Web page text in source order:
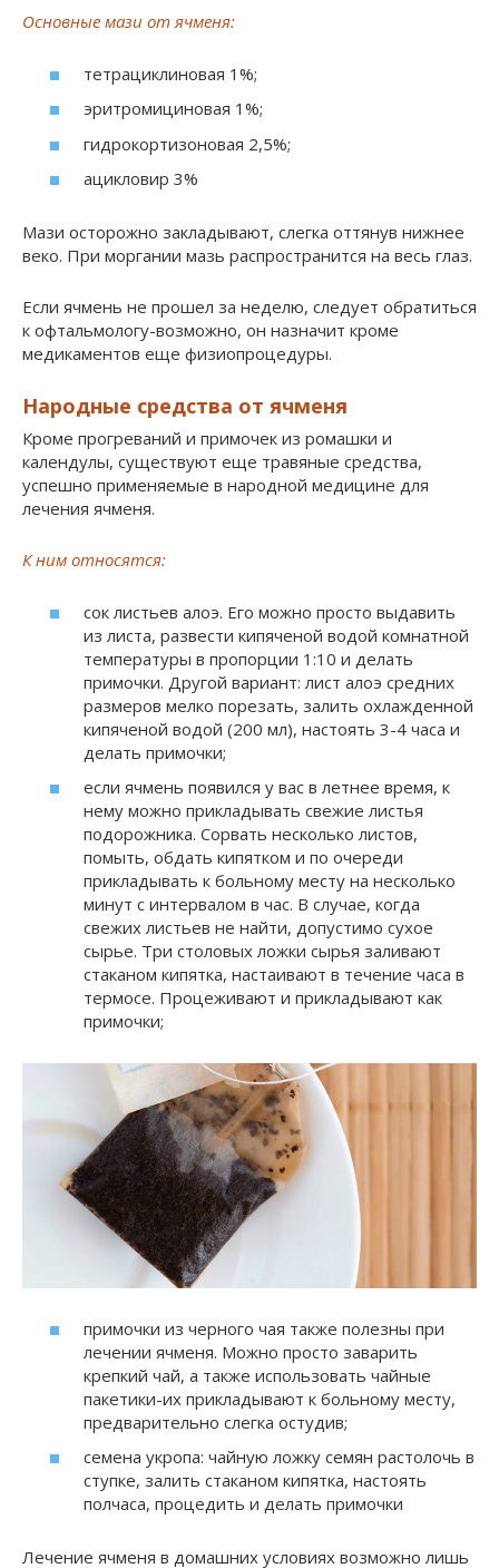
Основные мази от ячменя:
тетрациклиновая 1%;
эритромициновая 1%;
гидрокортизоновая 2,5%;
ацикловир 3%
Мази осторожно закладывают, слегка оттянув нижнее
веко. При моргании мазь распространится на весь глаз.
Если ячмень не прошел за неделю, следует обратиться
к офтальмологу-возможно, он назначит кроме
медикаментов еще физиопроцедуры.
Народные средства от ячменя
Кроме прогреваний и примочек из ромашки и
календулы, существуют еще травяные средства,
успешно применяемые в народной медицине для
лечения ячменя.
К ним относятся:
сок листьев алоэ. Его можно просто выдавить
из листа, развести кипяченой водой комнатной
температуры в пропорции 1:10 и делать
примочки. Другой вариант: лист алоэ средних
размеров мелко порезать, залить охлажденной
кипяченой водой (200 мл), настоять 3-4 часа и
делать примочки;
если ячмень появился у вас в летнее время, к
нему можно прикладывать свежие листья
подорожника. Сорвать несколько листов,
помыть, обдать кипятком и по очереди
прикладывать к больному месту на несколько
минут с интервалом в час. В случае, когда
свежих листьев не найти, допустимо сухое
сырье. Три столовых ложки сырья заливают
стаканом кипятка, настаивают в течение часа в
термосе. Процеживают и прикладывают как
примочки;
примочки из черного чая также полезны при
лечении ячменя. Можно просто заварить
крепкий чай, а также использовать чайные
пакетики-их прикладывают к больному месту,
предварительно слегка остудив;
семена укропа: чайную ложку семян растолочь в
ступке, залить стаканом кипятка, настоять
полчаса, процедить и делать примочки
Лечение ячменя в домашних условиях возможно лишь